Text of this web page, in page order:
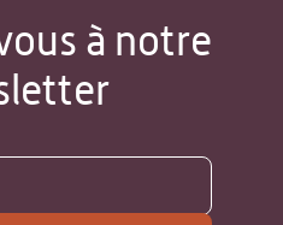
à notre